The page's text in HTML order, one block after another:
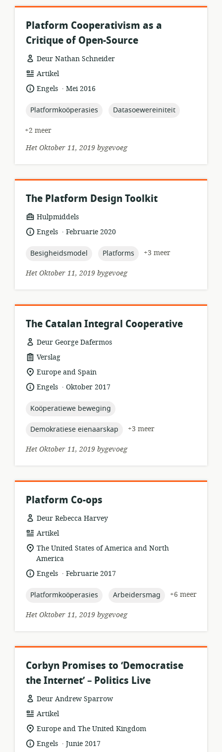
Platform Cooperativism as a
Critique of Open-Source
Deur Nathan Schneider
hulpbronformaat:
Artikel
taal:Engels .
datumMei 2016
topic:
Platformkoöperasies topic:
Datasoewereiniteit
+2 meer
Het Oktober 11, 2019 bygevoeg
The Platform Design Toolkit
hulpbronformaat:
Hulpmiddels
taal:Engels .
datumFebruarie 2020
topic:
Besigheidsmodel topic:
Platforms
+3 meer
Het Oktober 11, 2019 bygevoeg
The Catalan Integral Cooperative
Deur George Dafermos
hulpbronformaat:
Verslag
ligging
van
relevansie:
Europe and Spain
taal:Engels .
datumOktober 2017
topic:
Koöperatiewe beweging
topic:
Demokratiese eienaarskap
+3 meer
Het Oktober 11, 2019 bygevoeg
Platform Co-ops
Deur Rebecca Harvey
hulpbronformaat:
Artikel
ligging
van
relevansie:
The United States of America and North
America
taal:Engels .
datumFebruarie 2017
topic:
Platformkoöperasies topic:
Arbeidersmag
+6 meer
Het Oktober 11, 2019 bygevoeg
Corbyn Promises to ‘Democratise
the Internet’ – Politics Live
Deur Andrew Sparrow
hulpbronformaat:
Artikel
ligging
van
relevansie:
Europe and The United Kingdom
taal:Engels .
datumJunie 2017